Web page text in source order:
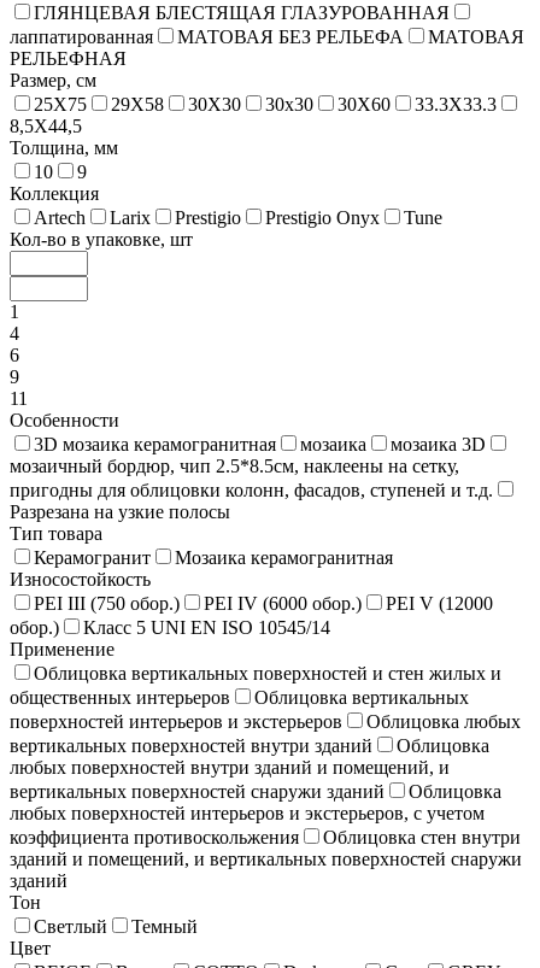
ГЛЯНЦЕВАЯ БЛЕСТЯЩАЯ ГЛАЗУРОВАННАЯ
лаппатированная
МАТОВАЯ БЕЗ РЕЛЬЕФА
МАТОВАЯ
РЕЛЬЕФНАЯ
Размер, см
25X75
29X58 30X30 30x30 30X60
33.3X33.3
8,5X44,5
Толщина, мм
10
9
Коллекция
Artech
Larix Prestigio Prestigio Onyx
Tune
Кол-во в упаковке, шт
1
4
6
9
11
Особенности
3D мозаика керамогранитная
мозаика
мозаика 3D
мозаичный бордюр, чип 2.5*8.5см, наклеены на сетку,
пригодны для облицовки колонн, фасадов, ступеней и т.д.
Разрезана на узкие полосы
Тип товара
Керамогранит
Мозаика керамогранитная
Износостойкость
PEI III (750 обор.)
PEI IV (6000 обор.)
PEI V (12000
обор.)
Класс 5 UNI EN ISO 10545/14
Применение
Облицовка вертикальных поверхностей и стен жилых и
общественных интерьеров
Облицовка вертикальных
поверхностей интерьеров и экстерьеров
Облицовка любых
вертикальных поверхностей внутри зданий
Облицовка
любых поверхностей внутри зданий и помещений, и
вертикальных поверхностей снаружи зданий
Облицовка
любых поверхностей интерьеров и экстерьеров, с учетом
коэффициента противоскольжения
Облицовка стен внутри
зданий и помещений, и вертикальных поверхностей снаружи
зданий
Тон
Светлый
Темный
Цвет